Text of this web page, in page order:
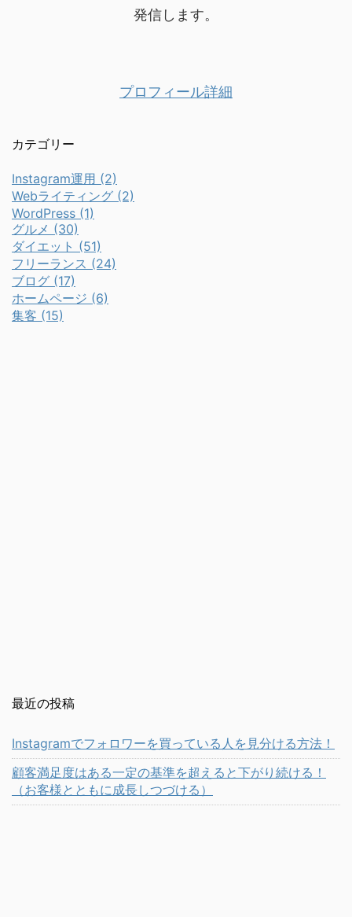
発信します。
プロフィール詳細
カテゴリー
Instagram運用 (2)
Webライティング (2)
WordPress (1)
グルメ (30)
ダイエット (51)
フリーランス (24)
ブログ (17)
ホームページ (6)
集客 (15)
最近の投稿
Instagramでフォロワーを買っている人を見分ける方法！
顧客満足度はある一定の基準を超えると下がり続ける！
（お客様とともに成長しつづける）